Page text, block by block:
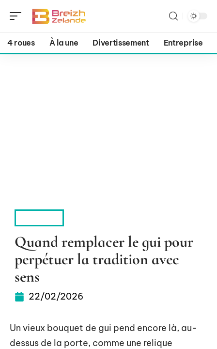
4 roues À la une Divertissement Entreprise
Quand remplacer le gui pour
perpétuer la tradition avec
sens
22/02/2026
Un vieux bouquet de gui pend encore là, au-
dessus de la porte, comme une relique